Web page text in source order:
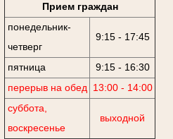
Прием граждан
понедельник-
четверг
9:15 - 17:45
пятница
9:15 - 16:30
перерыв на обед 13:00 - 14:00
суббота,
воскресенье
выходной